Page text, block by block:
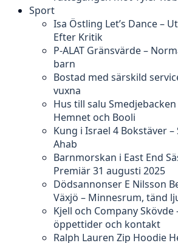
Sport
Isa Östling Let’s Dance –
Efter Kritik
P-ALAT Gränsvärde –
barn
Bostad med särskild
vuxna
Hus till salu
Hemnet och Booli
Kung i Israel 4 Bokstäver
Ahab
Barnmorskan i East End
Premiär 31 augusti 2025
Dödsannonser E Nilsson
Växjö – Minnesrum, tänd
Kjell och Company Skövde
öppettider och kontakt
Ralph Lauren Zip Hoodie